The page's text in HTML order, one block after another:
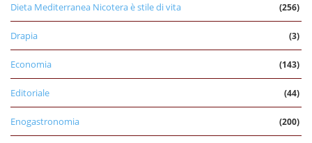
Dieta Mediterranea Nicotera è stile di vita (256)
Drapia (3)
Economia (143)
Editoriale (44)
Enogastronomia (200)